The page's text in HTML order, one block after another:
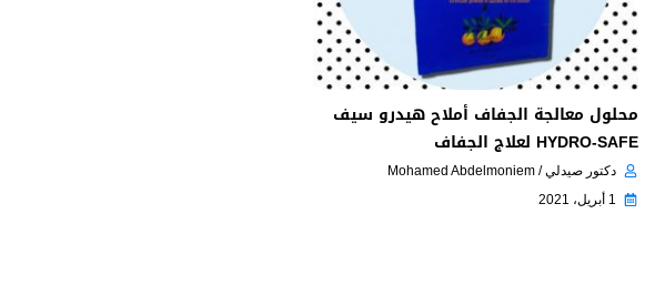
محلول معالجة الجفاف أملاح هيدرو سيف
HYDRO-SAFE لعلاج الجفاف
دكتور صيدلي / Mohamed Abdelmoniem
1 أبريل، 2021